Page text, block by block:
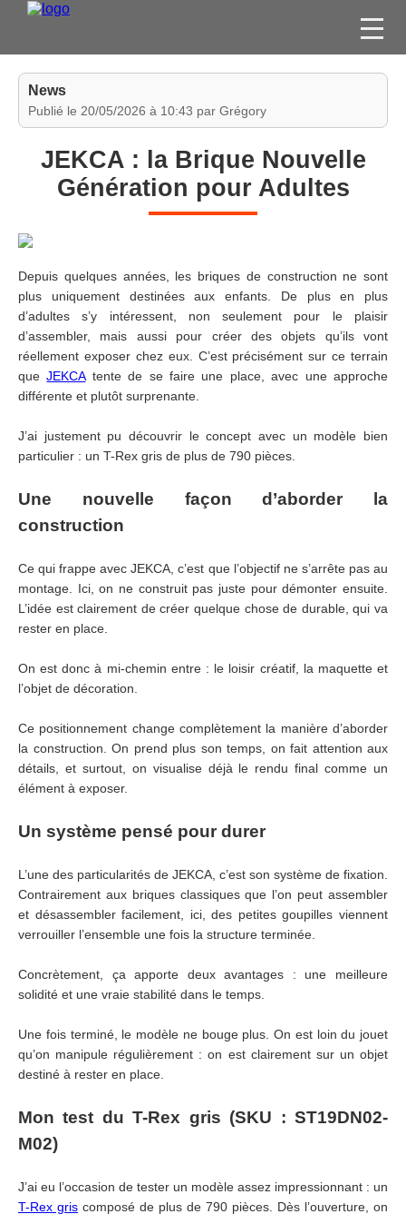
FILMS
JEUX VIDÉO
CONCOURS
ESPACE
MEMBRE
News
Publié le 20/05/2026 à 10:43 par Grégory
JEKCA : la Brique Nouvelle
Génération pour Adultes
Depuis quelques années, les briques de construction ne sont
plus uniquement destinées aux enfants. De plus en plus
d’adultes s’y intéressent, non seulement pour le plaisir
d’assembler, mais aussi pour créer des objets qu’ils vont
réellement exposer chez eux. C’est précisément sur ce terrain
queJEKCAtente de se faire une place, avec une approche
différente et plutôt surprenante.
J’ai justement pu découvrir le concept avec un modèle bien
particulier : un T-Rex gris de plus de 790 pièces.
Une nouvelle façon d’aborder la
construction
Ce qui frappe avec JEKCA, c’est que l’objectif ne s’arrête pas au
montage. Ici, on ne construit pas juste pour démonter ensuite.
L’idée est clairement de créer quelque chose de durable, qui va
rester en place.
On est donc à mi-chemin entre : le loisir créatif, la maquette et
l’objet de décoration.
Ce positionnement change complètement la manière d’aborder
la construction. On prend plus son temps, on fait attention aux
détails, et surtout, on visualise déjà le rendu final comme un
élément à exposer.
Un système pensé pour durer
L’une des particularités de JEKCA, c’est son système de fixation.
Contrairement aux briques classiques que l’on peut assembler
et désassembler facilement, ici, des petites goupilles viennent
verrouiller l’ensemble une fois la structure terminée.
Concrètement, ça apporte deux avantages : une meilleure
solidité et une vraie stabilité dans le temps.
Une fois terminé, le modèle ne bouge plus. On est loin du jouet
qu’on manipule régulièrement : on est clairement sur un objet
destiné à rester en place.
Mon test du T-Rex gris (SKU : ST19DN02-
M02)
J’ai eu l’occasion de tester un modèle assez impressionnant : un
T-Rex gris composé de plus de 790 pièces. Dès l’ouverture, on